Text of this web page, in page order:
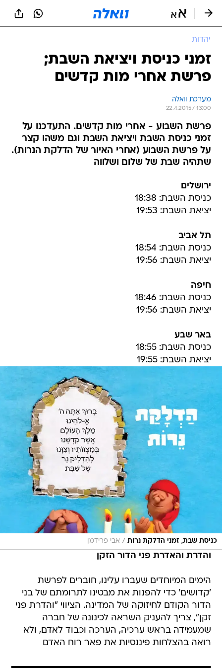
יהדות
זמני כניסת ויציאת השבת;
פרשת אחרי מות קדשים
מערכת וואלה
22.4.2015 / 13:00
פרשת השבוע - אחרי מות קדשים. התעדכנו על
זמני כניסת השבת ויציאת השבת וגם משהו קצר
על פרשת השבוע (אחרי האיור של הדלקת הנרות).
שתהיה שבת של שלום ושלווה
ירושלים
כניסת השבת: 18:38
יציאת השבת: 19:53
תל אביב
כניסת השבת: 18:54
יציאת השבת: 19:56
חיפה
כניסת השבת: 18:46
יציאת השבת: 19:56
באר שבע
כניסת השבת: 18:55
יציאת השבת: 19:55
כניסת שבת, זמני הדלקת נרות / אבי פרידמן
והדרת והאדרת פני הדור הזקן
הימים המיוחדים שעברו עלינו, חוברים לפרשת
'קדושים' כדי להפנות את מבטינו לתרומתם של בני
הדור הקודם לחיזוקה של המדינה. הציווי "והדרת פני
זקן", צריך להעניק השראה לכינונה של חברה
שמעמידה בראש ערכיה, הערכה וכבוד לאדם, ולא
רואה בהצלחות פיננסיות את פאר רוח האדם